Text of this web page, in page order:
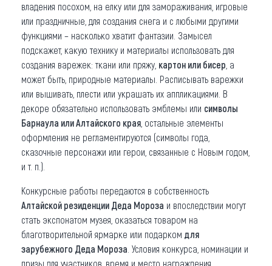
владения посохом, на елку или для замораживания, игровые
или праздничные, для создания снега и с любыми другими
функциями – насколько хватит фантазии. Замысел
подскажет, какую технику и материалы использовать для
создания варежек: ткани или пряжу, картон или бисер , а
может быть, природные материалы. Расписывать варежки
или вышивать, плести или украшать их аппликациями. В
декоре обязательно использовать эмблемы или символы
Барнаула или Алтайского края , остальные элементы
оформления не регламентируются (символы года,
сказочные персонажи или герои, связанные с Новым годом,
и т. п.).
Конкурсные работы передаются в собственность
Алтайской резиденции Деда Мороза и впоследствии могут
стать экспонатом музея, оказаться товаром на
благотворительной ярмарке или подарком для
зарубежного Деда Мороза . Условия конкурса, номинации и
призы для участников, время и место награждения